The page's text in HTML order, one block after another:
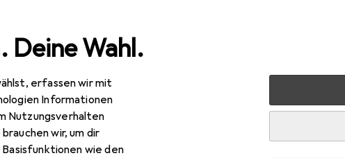
Deine Wahl.
erfassen wir mit
Informationen
Nutzungsverhalten
wir, um dir
Basisfunktionen wie den
Wohnen Heimtextilien